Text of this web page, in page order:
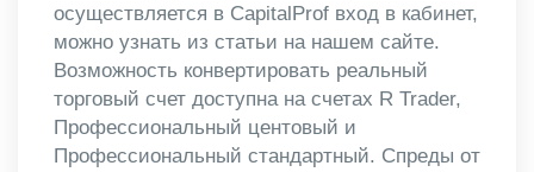
осуществляется в CapitalProf вход в кабинет,
можно узнать из статьи на нашем сайте.
Возможность конвертировать реальный
торговый счет доступна на счетах R Trader,
Профессиональный центовый и
Профессиональный стандартный. Спреды от